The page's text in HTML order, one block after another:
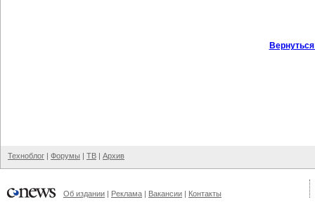
Техноблог | Форумы | ТВ | Архив
Об издании | Реклама | Вакансии | Контакты